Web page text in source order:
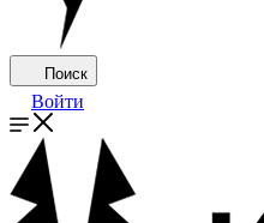
Поиск
Войти